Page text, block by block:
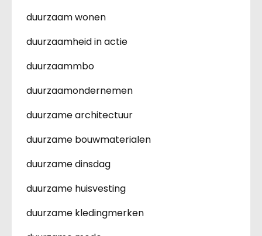
duurzaam wonen
duurzaamheid in actie
duurzaammbo
duurzaamondernemen
duurzame architectuur
duurzame bouwmaterialen
duurzame dinsdag
duurzame huisvesting
duurzame kledingmerken